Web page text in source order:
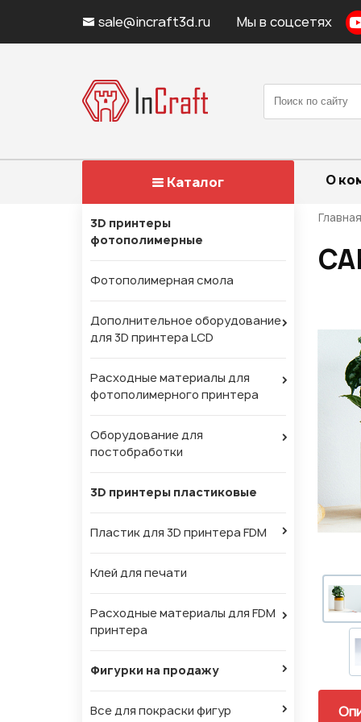
sale@incraft3d.ru Мы в соцсетях
Каталог О
3D принтеры
фотополимерные
Фотополимерная смола
Дополнительное оборудование
для 3D принтера LCD
Расходные материалы для
фотополимерного принтера
Оборудование для
постобработки
3D принтеры пластиковые
Пластик для 3D принтера FDM
Клей для печати
Расходные материалы для FDM
принтера
Фигурки на продажу
Все для покраски фигур
Главная